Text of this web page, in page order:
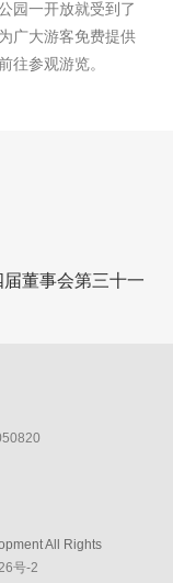
园一开放就受到了
广大游客免费提供
往参观游览。
董事会第三十一
All Rights
号-2